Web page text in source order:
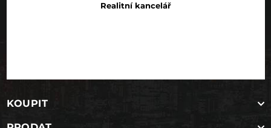
Realitní kancelář
KOUPIT